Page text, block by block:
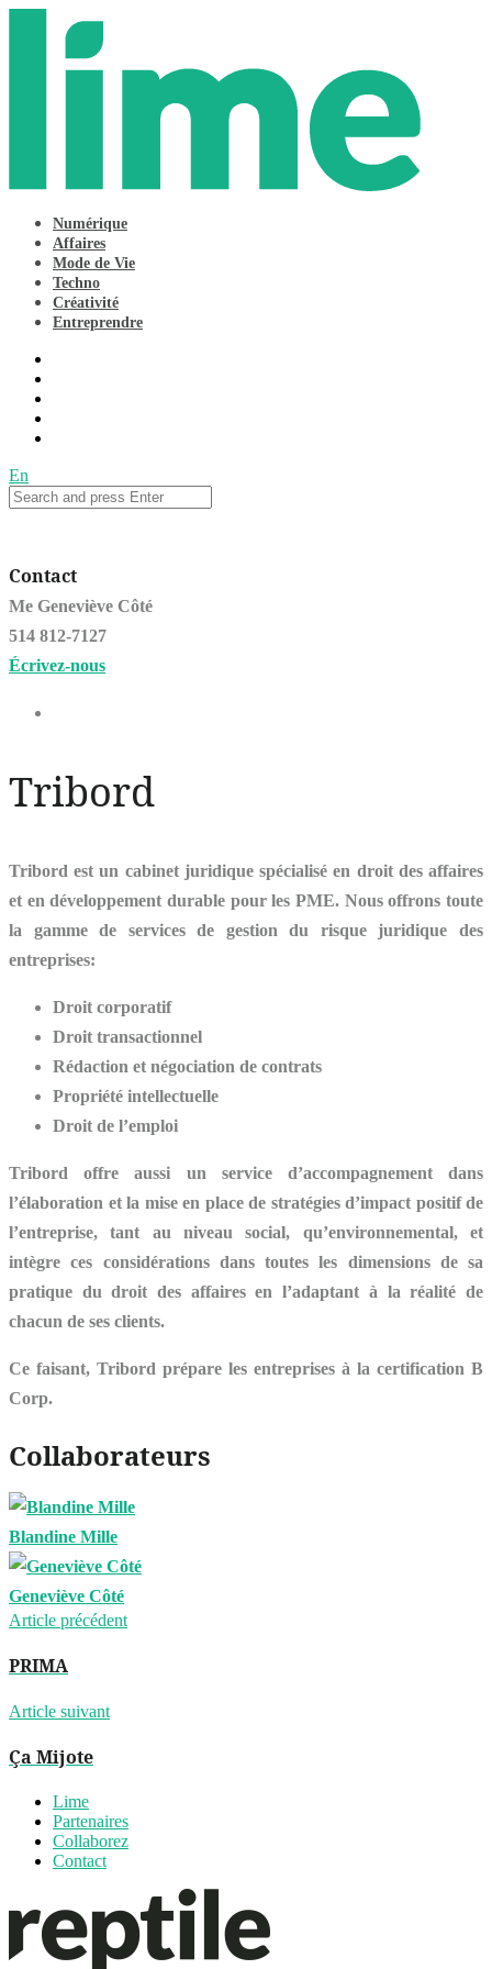
Numérique
Affaires
Mode de Vie
Techno
Créativité
Entreprendre
En
Contact
Me Geneviève Côté
514 812-7127
Écrivez-nous
Tribord
Tribord est un cabinet juridique spécialisé en droit des affaires
et en développement durable pour les PME. Nous offrons toute
la gamme de services de gestion du risque juridique des
entreprises:
Droit corporatif
Droit transactionnel
Rédaction et négociation de contrats
Propriété intellectuelle
Droit de l’emploi
Tribord offre aussi un service d’accompagnement dans
l’élaboration et la mise en place de stratégies d’impact positif de
l’entreprise, tant au niveau social, qu’environnemental, et
intègre ces considérations dans toutes les dimensions de sa
pratique du droit des affaires en l’adaptant à la réalité de
chacun de ses clients.
Ce faisant, Tribord prépare les entreprises à la certification B
Corp.
Collaborateurs
Blandine Mille
Geneviève Côté
Article précédent
PRIMA
Article suivant
Ça Mijote
Lime
Partenaires
Collaborez
Contact